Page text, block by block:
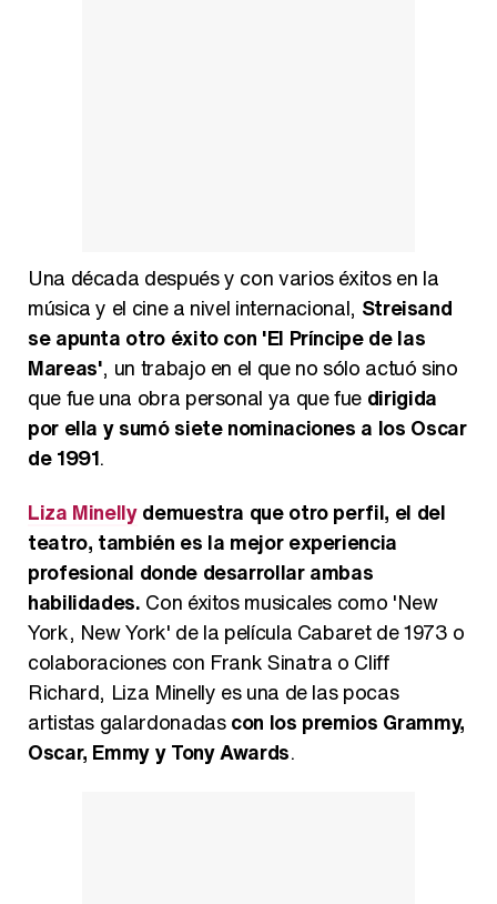
Una década después y con varios éxitos en la
música y el cine a nivel internacional, Streisand
se apunta otro éxito con 'El Príncipe de las
Mareas', un trabajo en el que no sólo actuó sino
que fue una obra personal ya que fue dirigida
por ella y sumó siete nominaciones a los Oscar
de 1991.
Liza Minellydemuestra que otro perfil, el del
teatro, también es la mejor experiencia
profesional donde desarrollar ambas
habilidades. Con éxitos musicales como 'New
York, New York' de la película Cabaret de 1973 o
colaboraciones con Frank Sinatra o Cliff
Richard, Liza Minelly es una de las pocas
artistas galardonadascon los premios Grammy,
Oscar, Emmy y Tony Awards.